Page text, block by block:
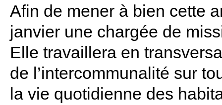
Afin de mener à bien cette
janvier une chargée de
Elle travaillera en
de l’intercommunalité sur
la vie quotidienne des